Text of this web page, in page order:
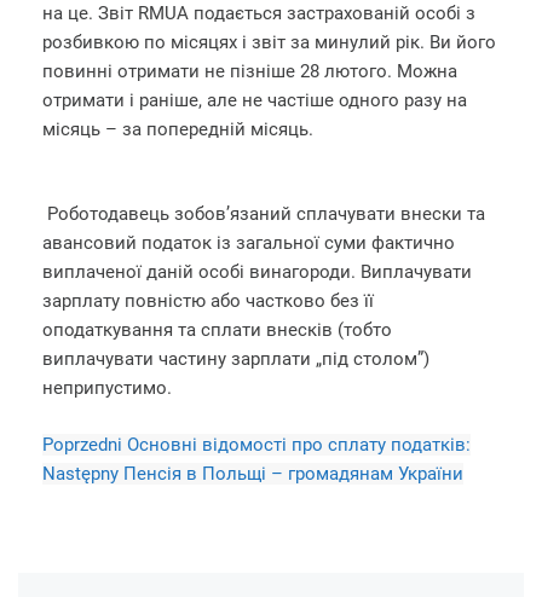
на це. Звіт RMUA подається застрахованій особі з
розбивкою по місяцях і звіт за минулий рік. Ви його
повинні отримати не пізніше 28 лютого. Можна
отримати і раніше, але не частіше одного разу на
місяць – за попередній місяць.
Роботодавець зобов’язаний сплачувати внески та
авансовий податок із загальної суми фактично
виплаченої даній особі винагороди. Виплачувати
зарплату повністю або частково без її
оподаткування та сплати внесків (тобто
виплачувати частину зарплати „під столом”)
неприпустимо.
Poprzedni Основні відомості про сплату податків:
Następny Пенсія в Польщі – громадянам України